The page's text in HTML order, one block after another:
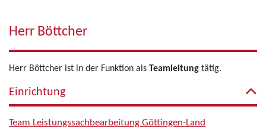
Herr Böttcher
Herr Böttcher ist in der Funktion als Teamleitung tätig.
Einrichtung
Team Leistungssachbearbeitung Göttingen-Land